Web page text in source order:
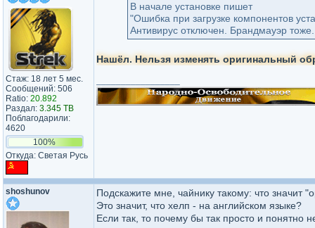
Стаж: 18 лет 5 мес.
Сообщений: 506
Ratio: 20.892
Раздал: 3.345 TB
Поблагодарили:
4620
100%
Откуда: Светая Русь
В начале установке пишет
"Ошибка при загрузке компонентов
Антивирус отключен. Брандмауэр тоже.
Нашёл. Нельзя изменять оригинальный
shoshunov
Подскажите мне, чайнику такому: что значит
Это значит, что хелп - на английском языке?
Если так, то почему бы так просто и понятно